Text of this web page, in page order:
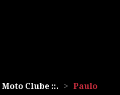
Clube ::. > Paulo